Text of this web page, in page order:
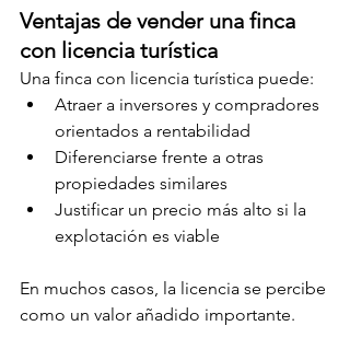
Ventajas de vender una finca
con licencia turística
Una finca con licencia turística puede:
Atraer a inversores y compradores
orientados a rentabilidad
Diferenciarse frente a otras
propiedades similares
Justificar un precio más alto si la
explotación es viable
En muchos casos, la licencia se percibe
como un valor añadido importante.